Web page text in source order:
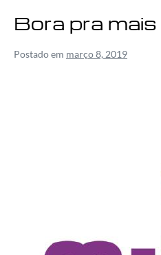
Bora pra mais
Postado em março 8, 2019